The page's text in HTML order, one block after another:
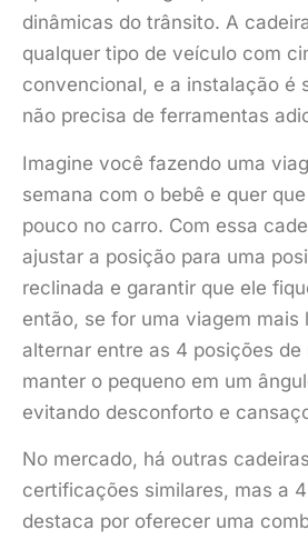
dinâmicas do trânsito. A
qualquer tipo de veículo com
convencional, e a instalação é
não precisa de ferramentas
Imagine você fazendo uma
semana com o bebê e quer
pouco no carro. Com essa
ajustar a posição para uma
reclinada e garantir que ele
então, se for uma viagem mais
alternar entre as 4 posições de
manter o pequeno em um
evitando desconforto e
No mercado, há outras
certificações similares, mas a
destaca por oferecer uma